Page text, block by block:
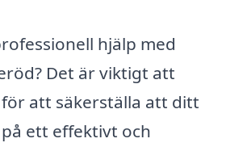
hjälp med
Det är viktigt att
att säkerställa att ditt
ett effektivt och